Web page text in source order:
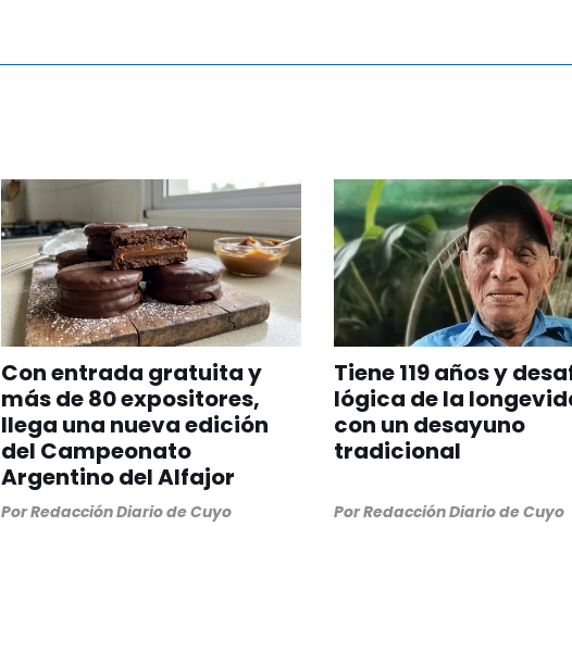
Con entrada gratuita y
más de 80 expositores,
llega una nueva edición
del Campeonato
Argentino del Alfajor
PorRedacción Diario de Cuyo
Tiene 119 años y
lógica de la
con un desayuno
tradicional
PorRedacción Diario de Cuyo